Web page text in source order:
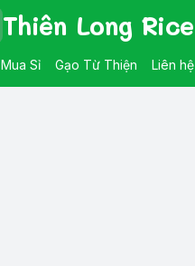
Thiên Long Rice
Mua Sỉ Gạo Từ Thiện Liên hệ